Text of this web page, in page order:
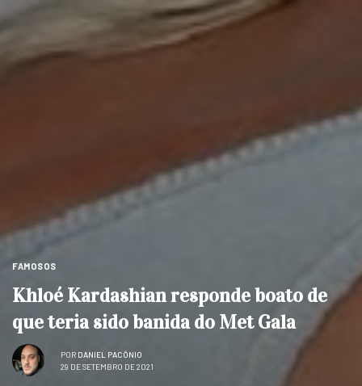
FAMOSOS
Khloé Kardashian responde boato de
que teria sido banida do Met Gala
POR DANIEL PACÔNIO
29 DE SETEMBRO DE 2021